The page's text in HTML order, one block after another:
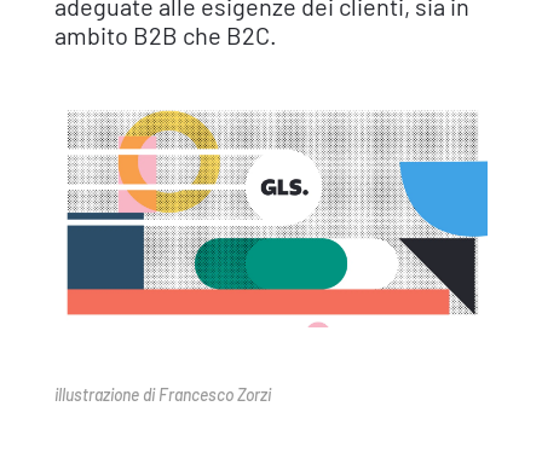
adeguate alle esigenze dei clienti, sia in
ambito B2B che B2C.
illustrazione di Francesco Zorzi